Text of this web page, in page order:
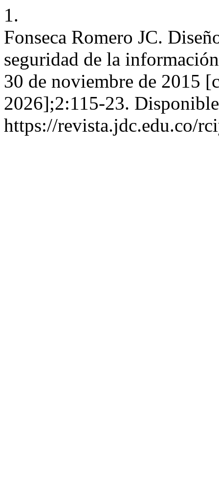
1.
Fonseca Romero JC.
seguridad de la
30 de noviembre de 2015
2026];2:115-23.
https://revista.jdc.edu.co/